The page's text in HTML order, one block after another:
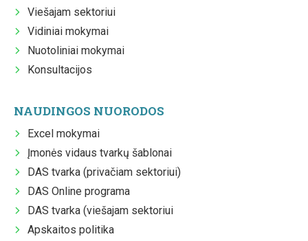
Viešajam sektoriui
Vidiniai mokymai
Nuotoliniai mokymai
Konsultacijos
NAUDINGOS NUORODOS
Excel mokymai
Įmonės vidaus tvarkų šablonai
DAS tvarka (privačiam sektoriui)
DAS Online programa
DAS tvarka (viešajam sektoriui
Apskaitos politika